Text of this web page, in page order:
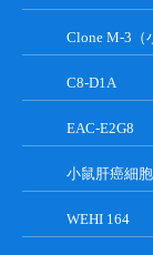
C8-D1A
EAC-E2G8
小鼠肝癌細胞
WEHI 164